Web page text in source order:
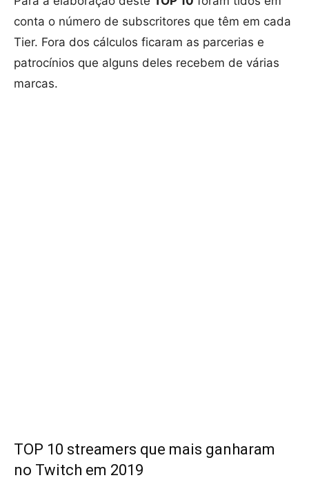
conta o número de subscritores que têm em cada
Tier. Fora dos cálculos ficaram as parcerias e
patrocínios que alguns deles recebem de várias
marcas.
TOP 10 streamers que mais ganharam
no Twitch em 2019